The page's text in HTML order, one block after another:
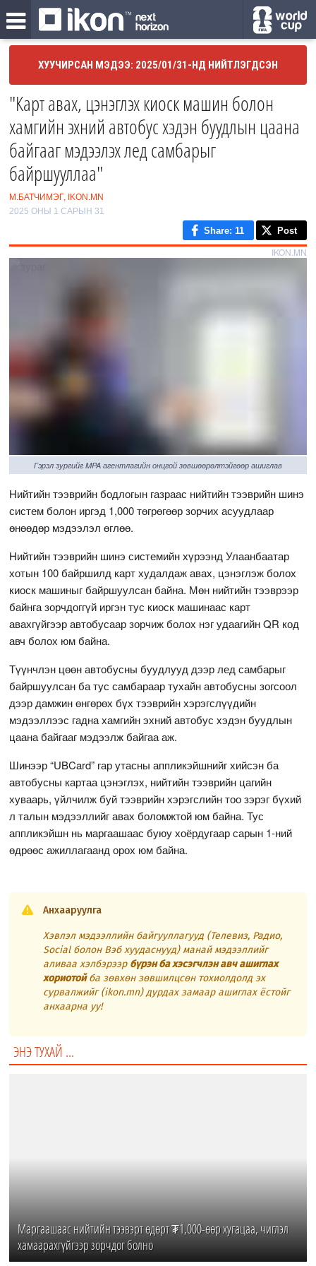
ХУУЧИРСАН МЭДЭЭ: 2025/01/31-НД НИЙТЛЭГДСЭН
"Карт авах, цэнэглэх киоск машин болон
хамгийн эхний автобус хэдэн буудлын цаана
байгааг мэдээлэх лед самбарыг
байршууллаа"
М.БАТЧИМЭГ, IKON.MN
2025 ОНЫ 1 САРЫН 31
Share: 11 Post
IKON.MN
Гэрэл зургийг MPA агентлагийн онцгой зөвшөөрөлтэйгөөр ашиглав
Нийтийн тээврийн бодлогын газраас нийтийн тээврийн шинэ
систем болон иргэд 1,000 төгрөгөөр зорчих асуудлаар
өнөөдөр мэдээлэл өглөө.
Нийтийн тээврийн шинэ системийн хүрээнд Улаанбаатар
хотын 100 байршилд карт худалдаж авах, цэнэглэж болох
киоск машиныг байршуулсан байна. Мөн нийтийн тээврээр
байнга зорчдоггүй иргэн тус киоск машинаас карт
авахгүйгээр автобусаар зорчиж болох нэг удаагийн QR код
авч болох юм байна.
Түүнчлэн цөөн автобусны буудлууд дээр лед самбарыг
байршуулсан ба тус самбараар тухайн автобусны зогсоол
дээр дамжин өнгөрөх бүх тээврийн хэрэгслүүдийн
мэдээллээс гадна хамгийн эхний автобус хэдэн буудлын
цаана байгааг мэдээлж байгаа аж.
Шинээр “UBCard” гар утасны аппликэйшнийг хийсэн ба
автобусны картаа цэнэглэх, нийтийн тээврийн цагийн
хуваарь, үйлчилж буй тээврийн хэрэгслийн тоо зэрэг бүхий
л талын мэдээллийг авах боломжтой юм байна. Тус
аппликэйшн нь маргаашаас буюу хоёрдугаар сарын 1-ний
өдрөөс ажиллагаанд орох юм байна.
Анхааруулга
Хэвлэл мэдээллийн байгууллагууд (Телевиз, Радио,
Social болон Вэб хуудаснууд) манай мэдээллийг
аливаа хэлбэрээр бүрэн ба хэсэгчлэн авч ашиглах
хориотойба зөвхөн зөвшилцсөн тохиолдолд эх
сурвалжийг (ikon.mn) дурдах замаар ашиглах ёстойг
анхаарна уу!
ЭНЭ ТУХАЙ ...
Маргаашаас нийтийн тээвэрт өдөрт ₮1,000-өөр хугацаа, чиглэл
хамаарахгүйгээр зорчдог болно